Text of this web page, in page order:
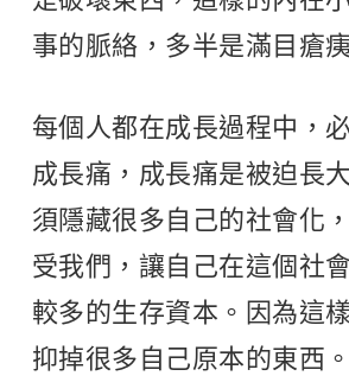
事的脈絡，多半是滿目瘡
每個人都在成長過程中，
成長痛，成長痛是被迫長
須隱藏很多自己的社會化
受我們，讓自己在這個社
較多的生存資本。因為這
抑掉很多自己原本的東西。